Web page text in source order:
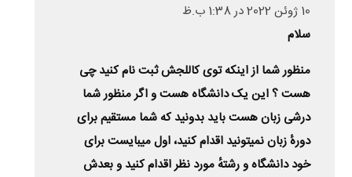
10 ژوئن 2022 در 1:38 ب.ظ
سلام
منظور شما از اینکه توی کاللجش ثبت نام کنید چی
هست ؟ این یک دانشگاه هست و اگر منظور شما
درشی زبان هست باید بدونید که شما مستقیم برای
دورهٔ زبان نمیتونید اقدام کنید، اول میبایست برای
خود دانشگاه و رشتهٔ مورد نظر اقدام کنید و بعدش